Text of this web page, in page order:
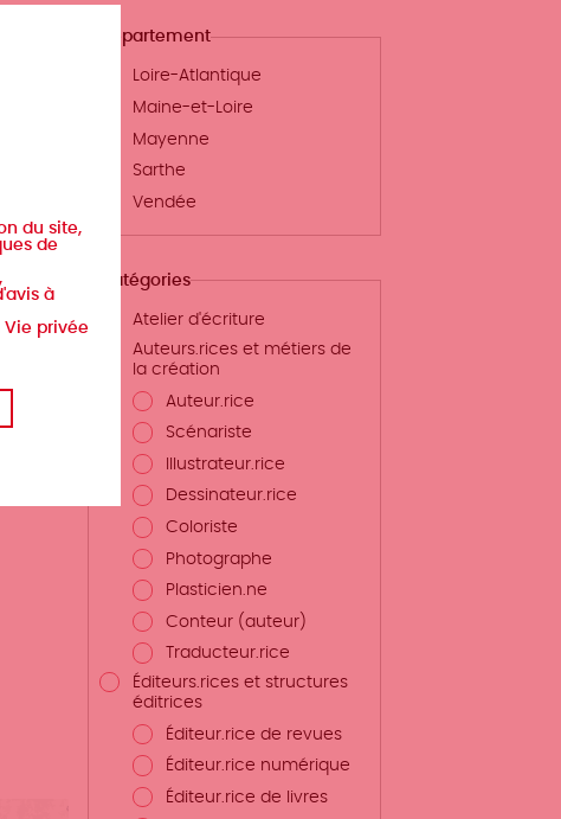
Département
Loire-Atlantique
Maine-et-Loire
Mayenne
Sarthe
Vendée
Catégories
Atelier d'écriture
Auteurs.rices et métiers de
la création
Auteur.rice
Scénariste
Illustrateur.rice
Dessinateur.rice
Coloriste
Photographe
Plasticien.ne
Conteur (auteur)
Traducteur.rice
Éditeurs.rices et structures
éditrices
Éditeur.rice de revues
Éditeur.rice numérique
Éditeur.rice de livres
du site,
de
à
Vie privée